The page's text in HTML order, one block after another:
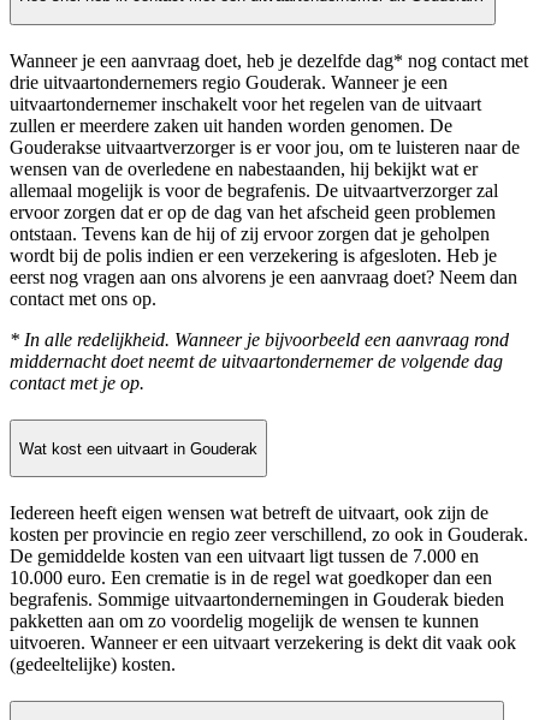
Wanneer je een aanvraag doet, heb je dezelfde dag* nog contact met
drie uitvaartondernemers regio Gouderak. Wanneer je een
uitvaartondernemer inschakelt voor het regelen van de uitvaart
zullen er meerdere zaken uit handen worden genomen. De
Gouderakse uitvaartverzorger is er voor jou, om te luisteren naar de
wensen van de overledene en nabestaanden, hij bekijkt wat er
allemaal mogelijk is voor de begrafenis. De uitvaartverzorger zal
ervoor zorgen dat er op de dag van het afscheid geen problemen
ontstaan. Tevens kan de hij of zij ervoor zorgen dat je geholpen
wordt bij de polis indien er een verzekering is afgesloten. Heb je
eerst nog vragen aan ons alvorens je een aanvraag doet? Neem dan
contact met ons op.
* In alle redelijkheid. Wanneer je bijvoorbeeld een aanvraag rond
middernacht doet neemt de uitvaartondernemer de volgende dag
contact met je op.
Wat kost een uitvaart in Gouderak
Iedereen heeft eigen wensen wat betreft de uitvaart, ook zijn de
kosten per provincie en regio zeer verschillend, zo ook in Gouderak.
De gemiddelde kosten van een uitvaart ligt tussen de 7.000 en
10.000 euro. Een crematie is in de regel wat goedkoper dan een
begrafenis. Sommige uitvaartondernemingen in Gouderak bieden
pakketten aan om zo voordelig mogelijk de wensen te kunnen
uitvoeren. Wanneer er een uitvaart verzekering is dekt dit vaak ook
(gedeeltelijke) kosten.